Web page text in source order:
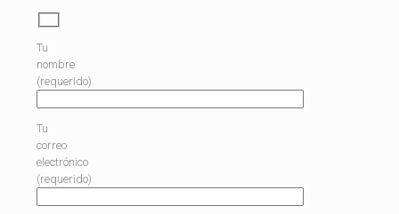
Tu
nombre
(requerido)
Tu
correo
electrónico
(requerido)